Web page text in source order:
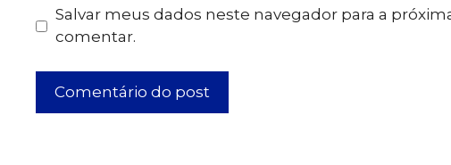
Salvar meus dados neste navegador para a
comentar.